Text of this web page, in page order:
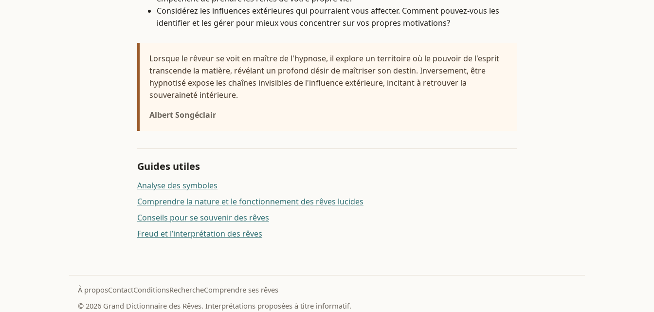
Considérez les influences extérieures qui pourraient vous affecter. Comment pouvez-vous les
identifier et les gérer pour mieux vous concentrer sur vos propres motivations?
Lorsque le rêveur se voit en maître de l'hypnose, il explore un territoire où le pouvoir de l'esprit
transcende la matière, révélant un profond désir de maîtriser son destin. Inversement, être
hypnotisé expose les chaînes invisibles de l'influence extérieure, incitant à retrouver la
souveraineté intérieure.
Albert Songéclair
Guides utiles
Analyse des symboles
Comprendre la nature et le fonctionnement des rêves lucides
Conseils pour se souvenir des rêves
Freud et l’interprétation des rêves
À proposContactConditionsRechercheComprendre ses rêves
© 2026 Grand Dictionnaire des Rêves. Interprétations proposées à titre informatif.